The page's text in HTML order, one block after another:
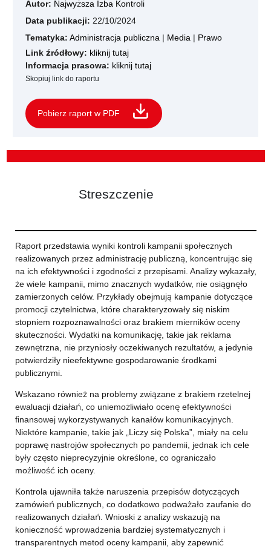
Autor: Najwyższa Izba Kontroli
Data publikacji: 22/10/2024
Tematyka: Administracja publiczna | Media | Prawo
Link źródłowy: kliknij tutaj
Informacja prasowa: kliknij tutaj
Skopiuj link do raportu
Pobierz raport w PDF
Streszczenie
Raport przedstawia wyniki kontroli kampanii społecznych
realizowanych przez administrację publiczną, koncentrując się
na ich efektywności i zgodności z przepisami. Analizy wykazały,
że wiele kampanii, mimo znacznych wydatków, nie osiągnęło
zamierzonych celów. Przykłady obejmują kampanie dotyczące
promocji czytelnictwa, które charakteryzowały się niskim
stopniem rozpoznawalności oraz brakiem mierników oceny
skuteczności. Wydatki na komunikację, takie jak reklama
zewnętrzna, nie przyniosły oczekiwanych rezultatów, a jedynie
potwierdziły nieefektywne gospodarowanie środkami
publicznymi.
Wskazano również na problemy związane z brakiem rzetelnej
ewaluacji działań, co uniemożliwiało ocenę efektywności
finansowej wykorzystywanych kanałów komunikacyjnych.
Niektóre kampanie, takie jak „Liczy się Polska”, miały na celu
poprawę nastrojów społecznych po pandemii, jednak ich cele
były często nieprecyzyjnie określone, co ograniczało
możliwość ich oceny.
Kontrola ujawniła także naruszenia przepisów dotyczących
zamówień publicznych, co dodatkowo podważało zaufanie do
realizowanych działań. Wnioski z analizy wskazują na
konieczność wprowadzenia bardziej systematycznych i
transparentnych metod oceny kampanii, aby zapewnić